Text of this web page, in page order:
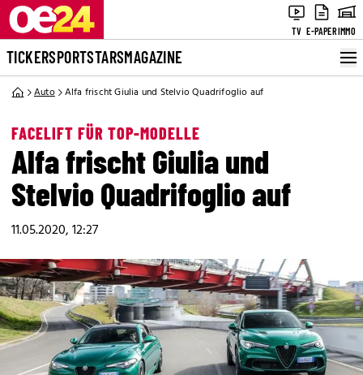
TV E-PAPERIMMO
TICKERSPORTSTARSMAGAZINE
Auto Alfa frischt Giulia und Stelvio Quadrifoglio auf
FACELIFT FÜR TOP-MODELLE
Alfa frischt Giulia und
Stelvio Quadrifoglio auf
11.05.2020, 12:27